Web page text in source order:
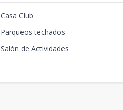
Casa Club
Parqueos techados
Salón de Actividades